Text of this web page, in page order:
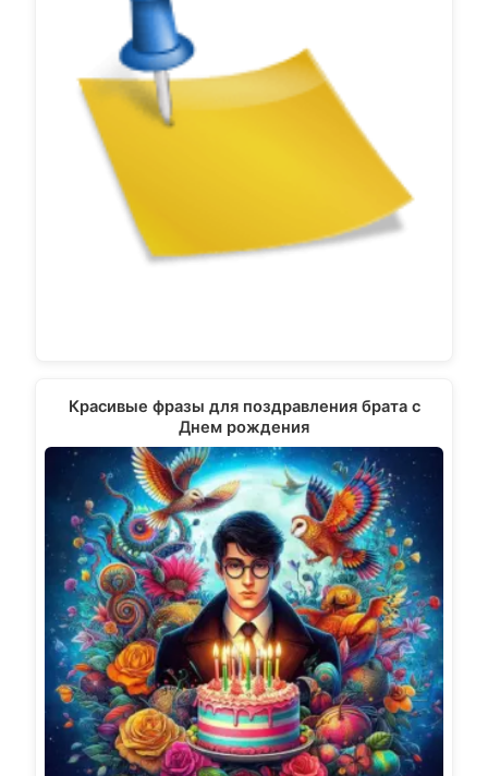
Красивые фразы для поздравления брата с
Днем рождения